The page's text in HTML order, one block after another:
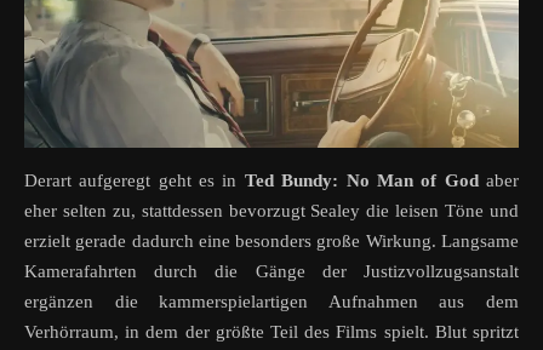
Derart aufgeregt geht es in Ted Bundy: No Man of Godaber
eher selten zu, stattdessen bevorzugt Sealey die leisen Töne und
erzielt gerade dadurch eine besonders große Wirkung. Langsame
Kamerafahrten durch die Gänge der Justizvollzugsanstalt
ergänzen die kammerspielartigen Aufnahmen aus dem
Verhörraum, in dem der größte Teil des Films spielt. Blut spritzt